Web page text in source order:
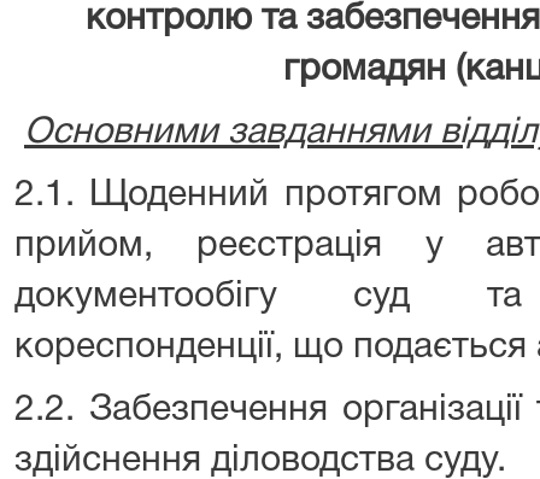
контролю та
громадян
Основними завданнями
2.1. Щоденний протягом
прийом, реєстрація у
документообігу суд
кореспонденції, що
2.2. Забезпечення
здійснення діловодства суду.